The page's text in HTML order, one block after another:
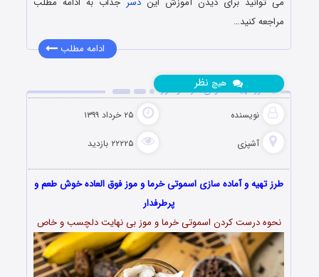
مراجعه کنید…
ادامه مطلب
طرز تهیه اسموتی خرما و موز
نویسنده ۲۵ خرداد ۱۳۹۹
آشپزی ۲۲۲۲۵ بازدید
هیچ نظر
طرز تهیه و آماده سازی اسموتی خرما و موز فوق العاده خوش طعم و
پرطرفدار
نحوه درست کردن اسموتی خرما و موز بی نهایت دلچسب و خاص